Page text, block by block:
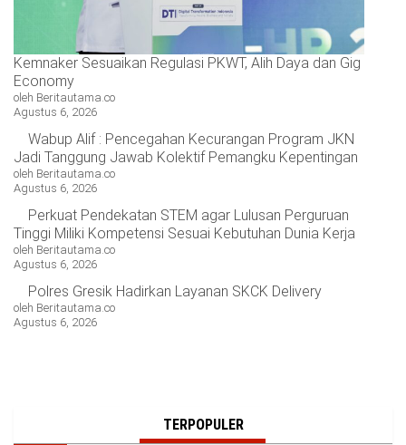
Kemnaker Sesuaikan Regulasi PKWT, Alih Daya dan Gig
Economy
oleh Beritautama.co
Agustus 6, 2026
Wabup Alif : Pencegahan Kecurangan Program JKN
Jadi Tanggung Jawab Kolektif Pemangku Kepentingan
oleh Beritautama.co
Agustus 6, 2026
Perkuat Pendekatan STEM agar Lulusan Perguruan
Tinggi Miliki Kompetensi Sesuai Kebutuhan Dunia Kerja
oleh Beritautama.co
Agustus 6, 2026
Polres Gresik Hadirkan Layanan SKCK Delivery
oleh Beritautama.co
Agustus 6, 2026
TERPOPULER